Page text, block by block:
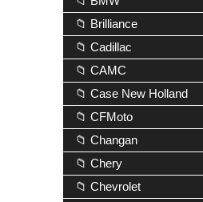
📁 Brilliance
📁 Cadillac
📁 CAMC
📁 Case New Holland
📁 CFMoto
📁 Changan
📁 Chery
📁 Chevrolet